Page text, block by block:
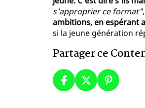
s'approprier ce format"
ambitions, en espérant
si la jeune génération
Partager ce